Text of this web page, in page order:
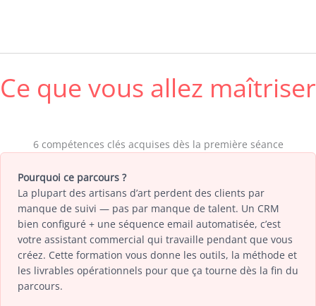
Ce que vous allez maîtriser
6 compétences clés acquises dès la première séance
Pourquoi ce parcours ?
La plupart des artisans d’art perdent des clients par
manque de suivi — pas par manque de talent. Un CRM
bien configuré + une séquence email automatisée, c’est
votre assistant commercial qui travaille pendant que vous
créez. Cette formation vous donne les outils, la méthode et
les livrables opérationnels pour que ça tourne dès la fin du
parcours.